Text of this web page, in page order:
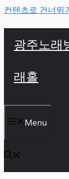
컨텐츠로 건너뛰
광주노래
래홀
Menu